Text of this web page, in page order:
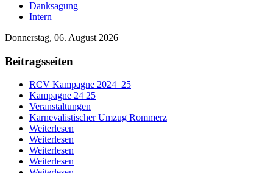
Danksagung
Intern
Donnerstag, 06. August 2026
Beitragsseiten
RCV Kampagne 2024_25
Kampagne 24 25
Veranstaltungen
Karnevalistischer Umzug Rommerz
Weiterlesen
Weiterlesen
Weiterlesen
Weiterlesen